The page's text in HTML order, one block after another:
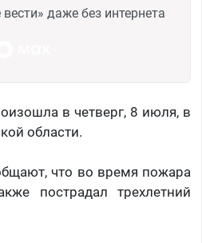
даже без интернета
в четверг, 8 июля, в
области.
что во время пожара
пострадал трехлетний